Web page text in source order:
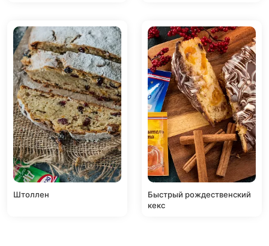
Штоллен
Быстрый рождественский
кекс